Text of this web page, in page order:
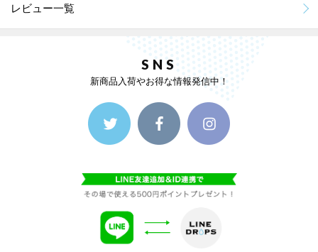
レビュー一覧
SNS
新商品入荷やお得な情報発信中！